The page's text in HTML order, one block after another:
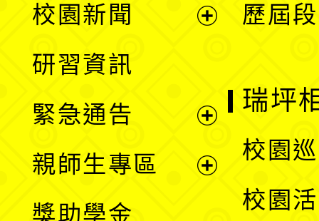
單
校園新聞
選
單
研習資訊
緊急通告
親師生專區
獎助學金
歷屆
瑞坪
校園
校園